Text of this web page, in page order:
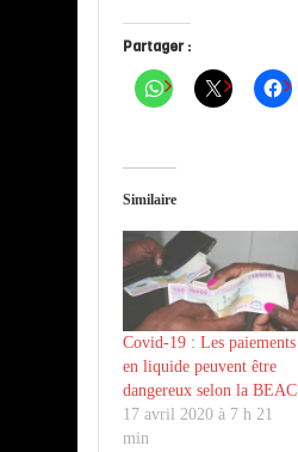
Partager :
Similaire
Covid-19 : Les paiements
en liquide peuvent être
dangereux selon la BEAC
17 avril 2020 à 7 h 21
min